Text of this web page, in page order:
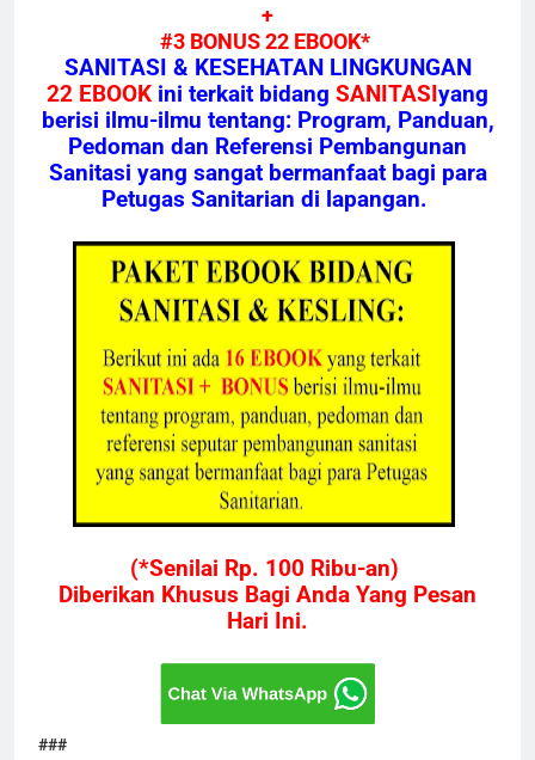
+
#3 BONUS 22 EBOOK*
SANITASI & KESEHATAN LINGKUNGAN
22 EBOOK ini terkait bidang SANITASI yang
berisi ilmu-ilmu tentang: Program, Panduan,
Pedoman dan Referensi Pembangunan
Sanitasi yang sangat bermanfaat bagi para
Petugas Sanitarian di lapangan.
(*Senilai Rp. 100 Ribu-an)
Diberikan Khusus Bagi Anda Yang Pesan
Hari Ini.
###